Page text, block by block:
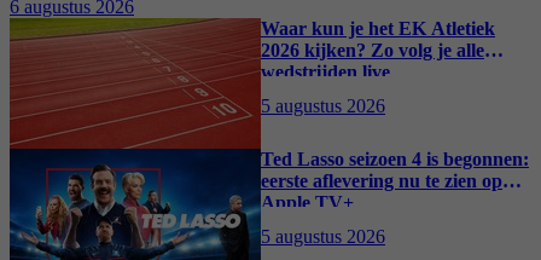
6 augustus 2026
Waar kun je het EK Atletiek
2026 kijken? Zo volg je alle
wedstrijden live
5 augustus 2026
Ted Lasso seizoen 4 is begonnen:
eerste aflevering nu te zien op
Apple TV+
5 augustus 2026